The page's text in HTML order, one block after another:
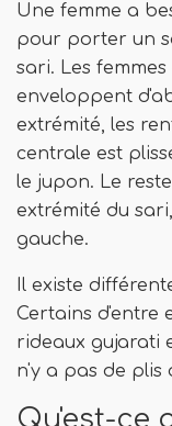
Une femme a
pour porter un
sari. Les
enveloppent
extrémité, les
centrale est
le jupon. Le
extrémité du
gauche.
Il existe
Certains d'entre
rideaux gujarati
n'y a pas de plis